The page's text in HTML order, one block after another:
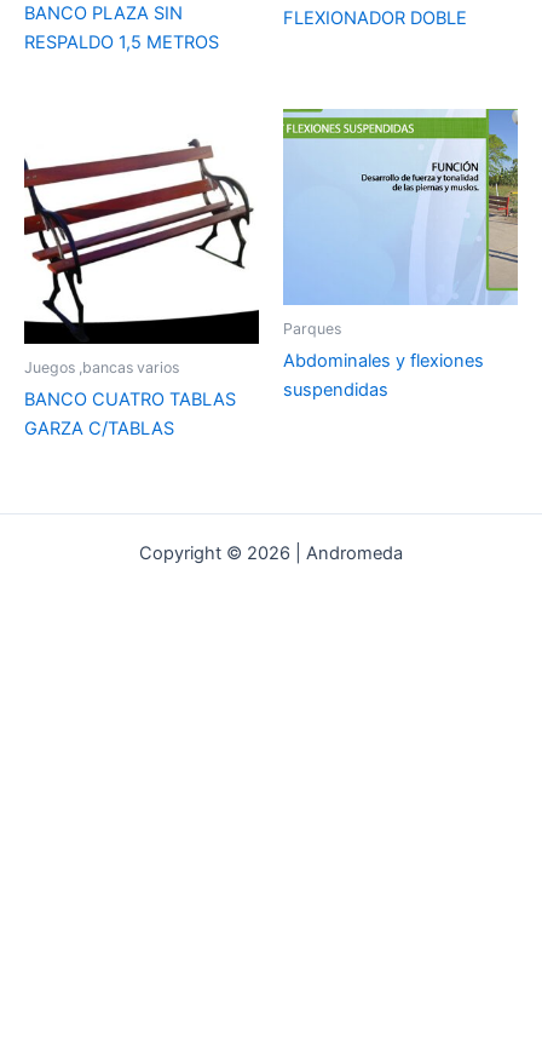
BANCO PLAZA SIN
RESPALDO 1,5 METROS
FLEXIONADOR DOBLE
Juegos ,bancas varios
BANCO CUATRO TABLAS
GARZA C/TABLAS
Parques
Abdominales y flexiones
suspendidas
Copyright © 2026 | Andromeda